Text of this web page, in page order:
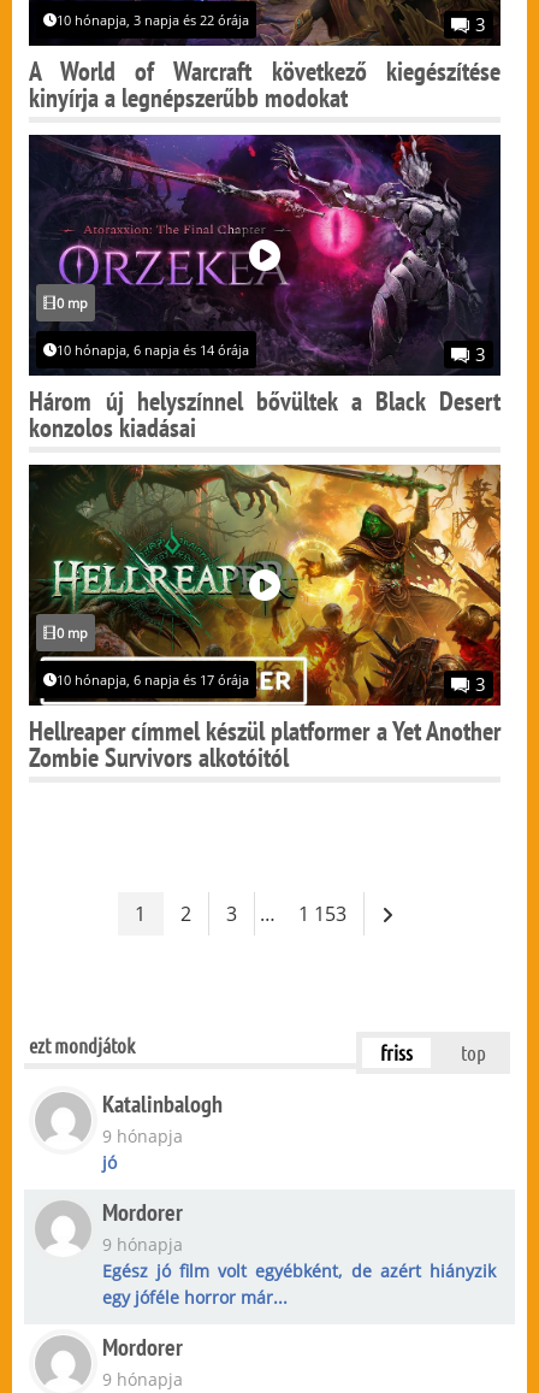
10 hónapja, 3 napja és 22 órája 3
A World of Warcraft következő kiegészítése
kinyírja a legnépszerűbb modokat
0 mp
10 hónapja, 6 napja és 14 órája 3
Három új helyszínnel bővültek a Black Desert
konzolos kiadásai
0 mp
10 hónapja, 6 napja és 17 órája 3
Hellreaper címmel készül platformer a Yet Another
Zombie Survivors alkotóitól
1 2 3 … 1 153
ezt mondjátok friss top
Katalinbalogh
9 hónapja
jó
Mordorer
9 hónapja
Egész jó film volt egyébként, de azért hiányzik
egy jóféle horror már...
Mordorer
9 hónapja